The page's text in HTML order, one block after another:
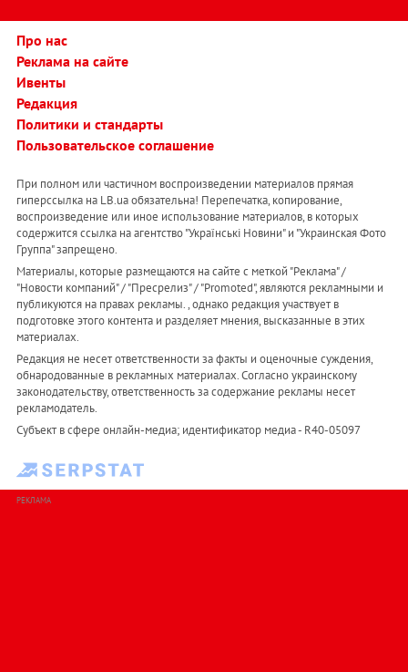
Про нас
Реклама на сайте
Ивенты
Редакция
Политики и стандарты
Пользовательское соглашение
При полном или частичном воспроизведении материалов прямая
гиперссылка на LB.ua обязательна! Перепечатка, копирование,
воспроизведение или иное использование материалов, в которых
содержится ссылка на агентство "Українськi Новини" и "Украинская Фото
Группа" запрещено.
Материалы, которые размещаются на сайте с меткой "Реклама" /
"Новости компаний" / "Пресрелиз" / "Promoted", являются рекламными и
публикуются на правах рекламы. , однако редакция участвует в
подготовке этого контента и разделяет мнения, высказанные в этих
материалах.
Редакция не несет ответственности за факты и оценочные суждения,
обнародованные в рекламных материалах. Согласно украинскому
законодательству, ответственность за содержание рекламы несет
рекламодатель.
Субъект в сфере онлайн-медиа; идентификатор медиа - R40-05097
РЕКЛАМА